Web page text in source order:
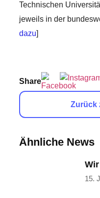
Technischen
jeweils in der
dazu]
Share
Zurück
Ähnliche News
15.